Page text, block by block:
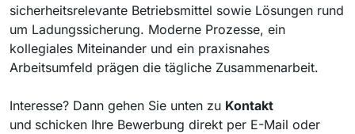
sicherheitsrelevante Betriebsmittel sowie Lösungen rund
um Ladungssicherung. Moderne Prozesse, ein
kollegiales Miteinander und ein praxisnahes
Arbeitsumfeld prägen die tägliche Zusammenarbeit.
Interesse? Dann gehen Sie unten zu Kontakt
und schicken Ihre Bewerbung direkt per E-Mail oder